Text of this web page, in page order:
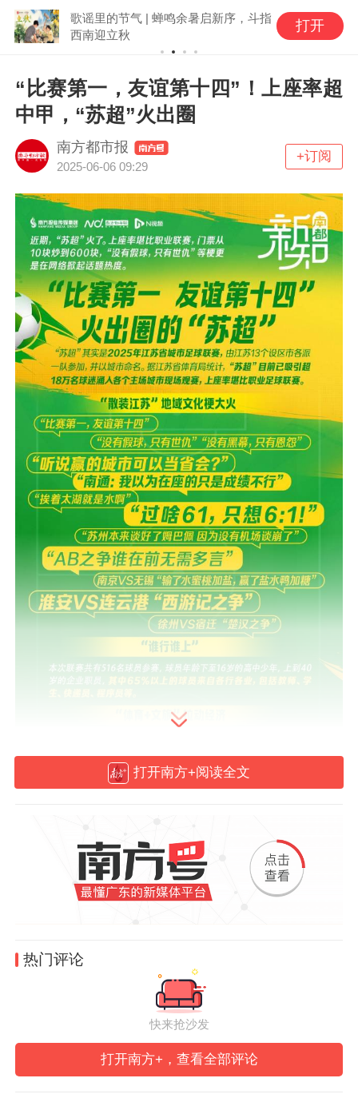
歌谣里的节气 | 蝉鸣余暑启新序，斗指
西南迎立秋
打开
“比赛第一，友谊第十四”！上座率超
中甲，“苏超”火出圈
南方都市报
2025-06-06 09:29
+订阅
端午假期，一项名为“苏超”的地方体育赛事
火出圈，在网络上一度冲上热搜，讨论度至
今居高不下。上座率碾压职业联赛，门票从
10块炒到600块，“比赛第一，友谊第十
四”“没有假球，只有世仇”等梗更是在网络爆
火。“苏超”何以引发全网热潮？
上座率堪比职业足球联赛
球迷们口中的“苏超”，指的是2025年江苏省
打开南方+阅读全文
热门评论
快来抢沙发
打开南方+，查看全部评论